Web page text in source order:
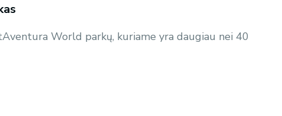
World parkų, kuriame yra daugiau nei 40